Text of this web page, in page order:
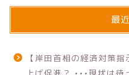
最
【岸田首相の経済対策